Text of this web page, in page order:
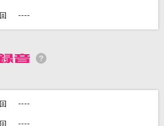
回 ----
回 ----
回 ----